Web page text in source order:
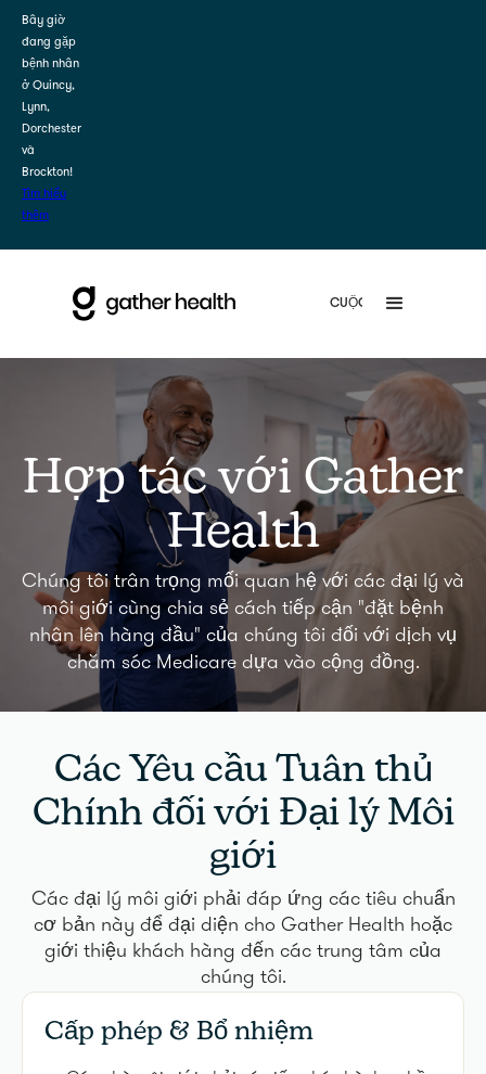
Bây giờ
đang gặp
bệnh nhân
ở Quincy,
Lynn,
Dorchester
và
Brockton!
Tìm hiểu
thêm
Hợp tác với Gather
Health
Chúng tôi trân trọng mối quan hệ với các đại lý và
môi giới cùng chia sẻ cách tiếp cận "đặt bệnh
nhân lên hàng đầu" của chúng tôi đối với dịch vụ
chăm sóc Medicare dựa vào cộng đồng.
Các Yêu cầu Tuân thủ
Chính đối với Đại lý Môi
giới
Các đại lý môi giới phải đáp ứng các tiêu chuẩn
cơ bản này để đại diện cho Gather Health hoặc
giới thiệu khách hàng đến các trung tâm của
chúng tôi.
Cấp phép & Bổ nhiệm